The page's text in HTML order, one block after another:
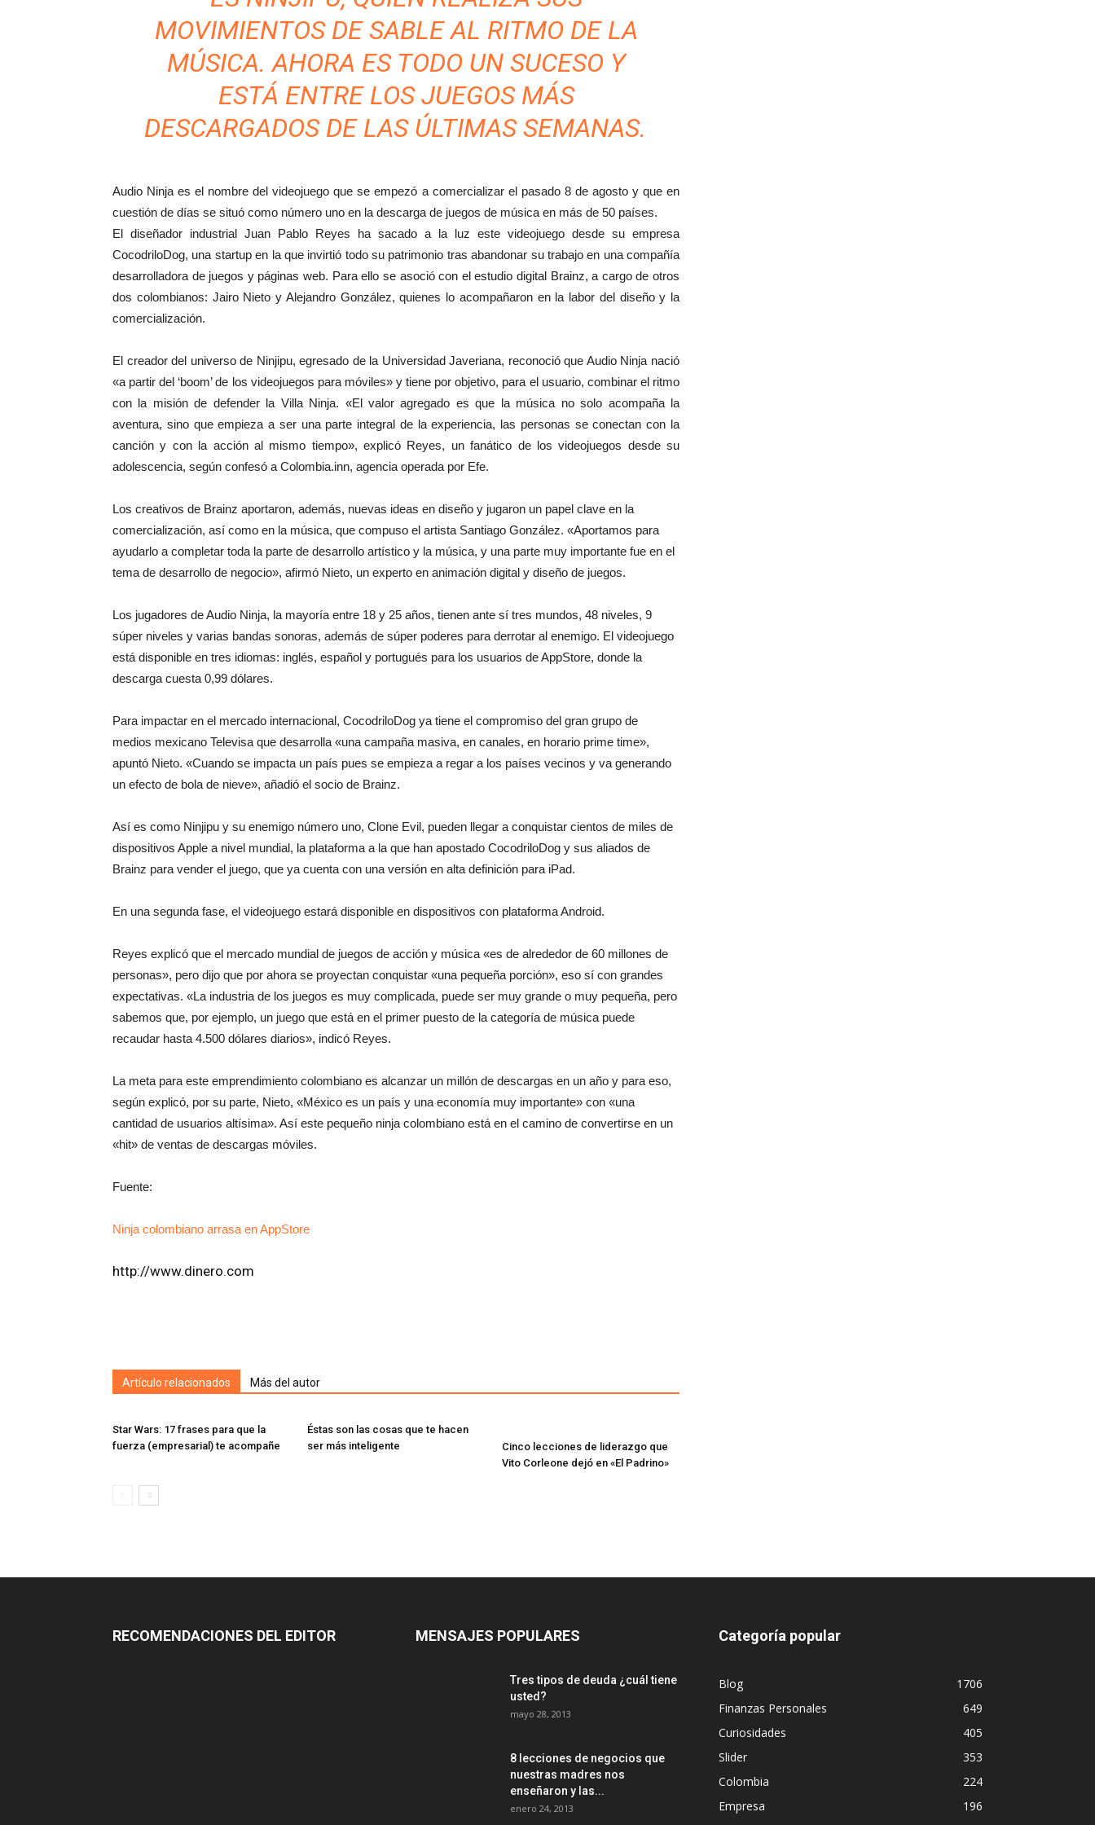
MOVIMIENTOS DE SABLE AL RITMO DE LA
MÚSICA. AHORA ES TODO UN SUCESO Y
ESTÁ ENTRE LOS JUEGOS MÁS
DESCARGADOS DE LAS ÚLTIMAS SEMANAS.
Audio Ninja es el nombre del videojuego que se empezó a comercializar el pasado 8 de agosto y que en
cuestión de días se situó como número uno en la descarga de juegos de música en más de 50 países.
El diseñador industrial Juan Pablo Reyes ha sacado a la luz este videojuego desde su empresa
CocodriloDog, una startup en la que invirtió todo su patrimonio tras abandonar su trabajo en una compañía
desarrolladora de juegos y páginas web. Para ello se asoció con el estudio digital Brainz, a cargo de otros
dos colombianos: Jairo Nieto y Alejandro González, quienes lo acompañaron en la labor del diseño y la
comercialización.
El creador del universo de Ninjipu, egresado de la Universidad Javeriana, reconoció que Audio Ninja nació
«a partir del ‘boom’ de los videojuegos para móviles» y tiene por objetivo, para el usuario, combinar el ritmo
con la misión de defender la Villa Ninja. «El valor agregado es que la música no solo acompaña la
aventura, sino que empieza a ser una parte integral de la experiencia, las personas se conectan con la
canción y con la acción al mismo tiempo», explicó Reyes, un fanático de los videojuegos desde su
adolescencia, según confesó a Colombia.inn, agencia operada por Efe.
Los creativos de Brainz aportaron, además, nuevas ideas en diseño y jugaron un papel clave en la
comercialización, así como en la música, que compuso el artista Santiago González. «Aportamos para
ayudarlo a completar toda la parte de desarrollo artístico y la música, y una parte muy importante fue en el
tema de desarrollo de negocio», afirmó Nieto, un experto en animación digital y diseño de juegos.
Los jugadores de Audio Ninja, la mayoría entre 18 y 25 años, tienen ante sí tres mundos, 48 niveles, 9
súper niveles y varias bandas sonoras, además de súper poderes para derrotar al enemigo. El videojuego
está disponible en tres idiomas: inglés, español y portugués para los usuarios de AppStore, donde la
descarga cuesta 0,99 dólares.
Para impactar en el mercado internacional, CocodriloDog ya tiene el compromiso del gran grupo de
medios mexicano Televisa que desarrolla «una campaña masiva, en canales, en horario prime time»,
apuntó Nieto. «Cuando se impacta un país pues se empieza a regar a los países vecinos y va generando
un efecto de bola de nieve», añadió el socio de Brainz.
Así es como Ninjipu y su enemigo número uno, Clone Evil, pueden llegar a conquistar cientos de miles de
dispositivos Apple a nivel mundial, la plataforma a la que han apostado CocodriloDog y sus aliados de
Brainz para vender el juego, que ya cuenta con una versión en alta definición para iPad.
En una segunda fase, el videojuego estará disponible en dispositivos con plataforma Android.
Reyes explicó que el mercado mundial de juegos de acción y música «es de alrededor de 60 millones de
personas», pero dijo que por ahora se proyectan conquistar «una pequeña porción», eso sí con grandes
expectativas. «La industria de los juegos es muy complicada, puede ser muy grande o muy pequeña, pero
sabemos que, por ejemplo, un juego que está en el primer puesto de la categoría de música puede
recaudar hasta 4.500 dólares diarios», indicó Reyes.
La meta para este emprendimiento colombiano es alcanzar un millón de descargas en un año y para eso,
según explicó, por su parte, Nieto, «México es un país y una economía muy importante» con «una
cantidad de usuarios altísima». Así este pequeño ninja colombiano está en el camino de convertirse en un
«hit» de ventas de descargas móviles.
Fuente:
Ninja colombiano arrasa en AppStore
http://www.dinero.com
Artículo relacionados Más del autor
Star Wars: 17 frases para que la
fuerza (empresarial) te acompañe
Éstas son las cosas que te hacen
ser más inteligente
Cinco lecciones de liderazgo que
Vito Corleone dejó en «El Padrino»
RECOMENDACIONES DEL EDITOR MENSAJES POPULARES
Tres tipos de deuda ¿cuál tiene
usted?
mayo 28, 2013
8 lecciones de negocios que
nuestras madres nos
enseñaron y las...
enero 24, 2013
Categoría popular
Blog
1706
Finanzas Personales
649
Curiosidades
405
Slider
353
Colombia
224
Empresa
196